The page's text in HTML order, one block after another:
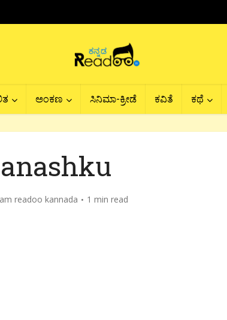
ಅಂಕಣ ಸಿನಿಮಾ-ಕ್ರೀಡೆ ಕವಿತೆ ಕಥೆ
readoo kannada 1 min read